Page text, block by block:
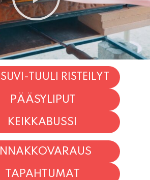
TUULI RISTEILYT
PÄÄSYLIPUT
TAPAHTUMAT